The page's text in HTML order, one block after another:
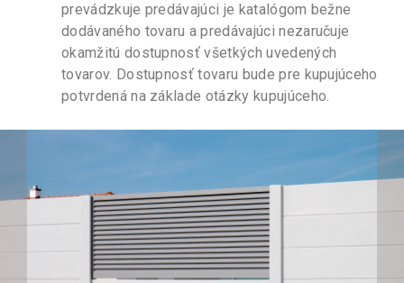
prevádzkuje predávajúci je katalógom bežne
dodávaného tovaru a predávajúci nezaručuje
okamžitú dostupnosť všetkých uvedených
tovarov. Dostupnosť tovaru bude pre kupujúceho
potvrdená na základe otázky kupujúceho.